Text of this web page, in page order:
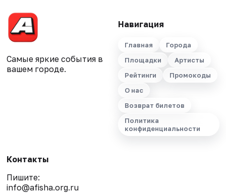
Самые яркие события в
вашем городе.
Навигация
Главная
Города
Площадки
Артисты
Рейтинги
Промокоды
О нас
Возврат билетов
Политика
конфиденциальности
Контакты
Пишите:
info@afisha.org.ru